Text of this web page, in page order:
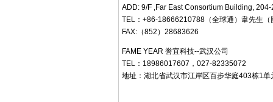
ADD: 9/F ,Far East Consortium Building,
TEL：+86-18666210788（全球通）韋先生（
FAX:（852）28683626
FAME YEAR 誉宜科技--武汉公司
TEL：18986017607，027-82335072
地址：湖北省武汉市江岸区百步华庭403栋1